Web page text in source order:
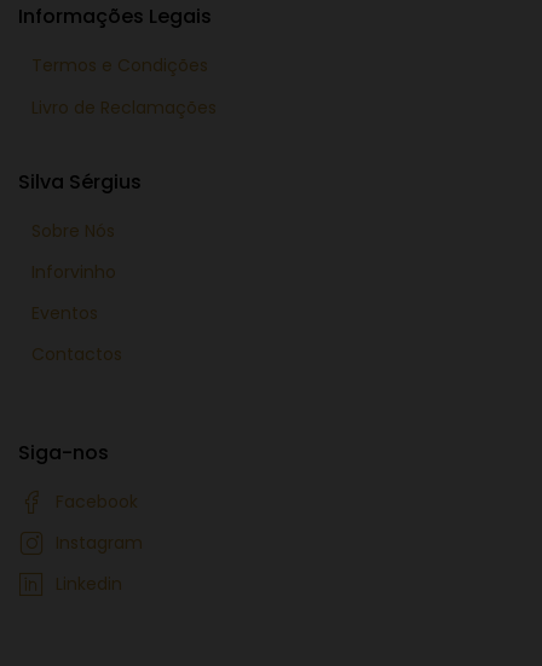
Informações Legais
Termos e Condições
Livro de Reclamações
Silva Sérgius
Sobre Nós
Inforvinho
Eventos
Contactos
Siga-nos
Facebook
Instagram
Linkedin